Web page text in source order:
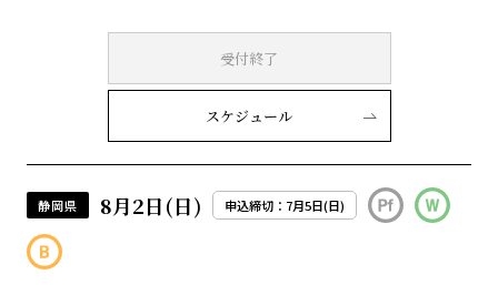
受付終了
スケジュール
静岡県 8月2日(日) 申込締切：7月5日(日)